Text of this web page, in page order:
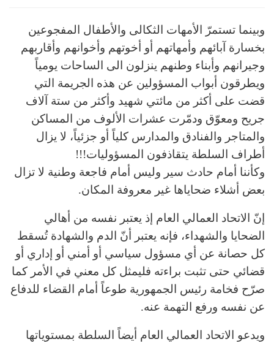
وبينما تستمرّ الأمهات الثكالى والأطفال المفجوعين
بخسارة آبائهم وأمهاتهم أو أخوتهم وأخوانهم وأقاربهم
وجيرانهم وأبناء وطنهم ينزلون الى الساحات يومياً
ويطرقون أبواب المسؤولين عن هذه الجريمة التي
قضت على أكثر من مائتي شهيد وأكثر من ستة آلاف
جريح ومعوّق ودمّرت عشرات الألوف من المساكن
والمتاجر والفنادق والمدارس كلياً أو جزئياً، لا يزال
أطراف السلطة يتقاذفون المسؤوليات!!!
وكأننا أمام حادث سير وليس أمام فاجعة وطنية لا تزال
بعض أشلاء ضحاياها غير معروفة المكان.
إنّ الاتحاد العمالي العام إذ يعتبر نفسه من أهالي
الضحايا والشهداء، فإنه يعتبر أنّ الدم والشهادة تُسقط
كل حصانة عن أي مسؤول سياسي أو أمني أو إداري أو
قضائي حتى تثبت براءته فليمثل كل معني في الأمر كما
صرّح فخامة رئيس الجمهورية طوعاً أمام القضاء للدفاع
عن نفسه ورفع التهمة عنه.
ويدعو الاتحاد العمالي العام أيضاً السلطة بمستوياتها